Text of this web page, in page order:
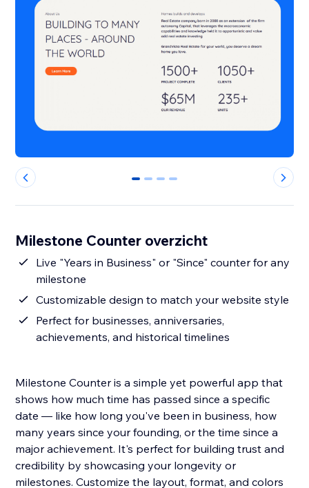
0 1 2 3
Milestone Counter overzicht
Live "Years in Business" or "Since" counter for any
milestone
Customizable design to match your website style
Perfect for businesses, anniversaries,
achievements, and historical timelines
Milestone Counter is a simple yet powerful app that
shows how much time has passed since a specific
date — like how long you've been in business, how
many years since your founding, or the time since a
major achievement. It's perfect for building trust and
credibility by showcasing your longevity or
milestones. Customize the layout, format, and colors